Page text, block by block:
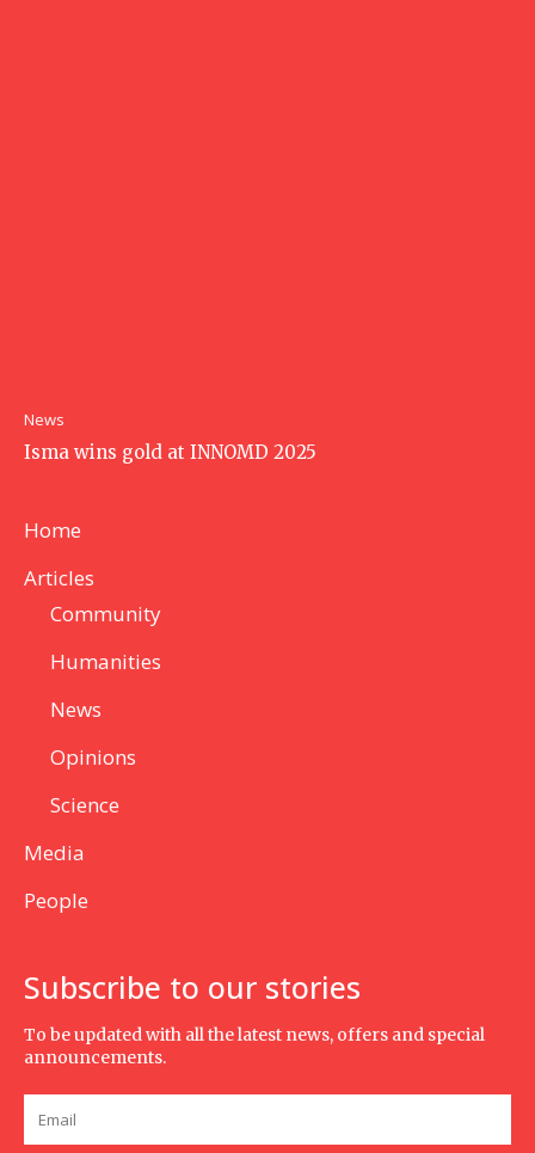
News
Isma wins gold at INNOMD 2025
Home
Articles
Community
Humanities
News
Opinions
Science
Media
People
Subscribe to our stories
To be updated with all the latest news, offers and special
announcements.